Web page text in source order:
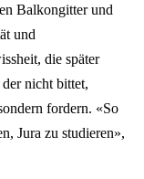
Balkongitter und
und
die später
nicht bittet,
fordern. «So
Jura zu studieren»,